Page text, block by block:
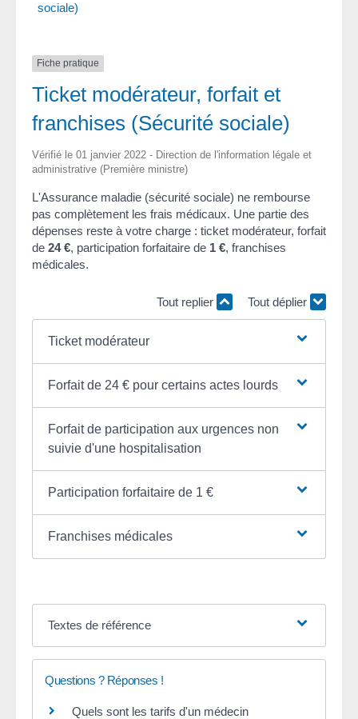
sociale)
Fiche pratique
Ticket modérateur, forfait et
franchises (Sécurité sociale)
Vérifié le 01 janvier 2022 - Direction de l'information légale et
administrative (Première ministre)
L'Assurance maladie (sécurité sociale) ne rembourse
pas complètement les frais médicaux. Une partie des
dépenses reste à votre charge : ticket modérateur, forfait
de 24 €, participation forfaitaire de 1 €, franchises
médicales.
Tout replier Tout déplier
Ticket modérateur
Forfait de 24 € pour certains actes lourds
Forfait de participation aux urgences non
suivie d'une hospitalisation
Participation forfaitaire de 1 €
Franchises médicales
Textes de référence
Questions ? Réponses !
Quels sont les tarifs d'un médecin